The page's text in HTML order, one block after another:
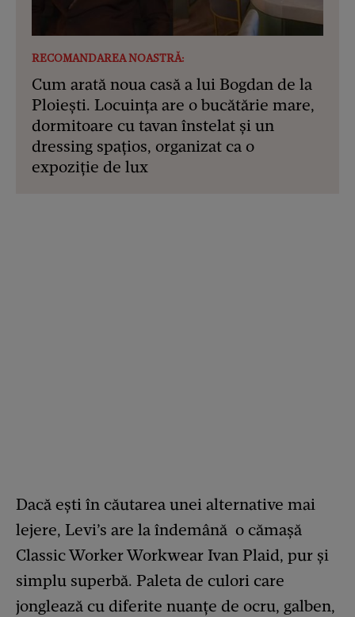
RECOMANDAREA NOASTRĂ:
Cum arată noua casă a lui Bogdan de la
Ploiești. Locuința are o bucătărie mare,
dormitoare cu tavan înstelat și un
dressing spațios, organizat ca o
expoziție de lux
Dacă ești în căutarea unei alternative mai
lejere, Levi’s are la îndemână o cămașă
Classic Worker Workwear Ivan Plaid, pur și
simplu superbă. Paleta de culori care
jonglează cu diferite nuanțe de ocru, galben,